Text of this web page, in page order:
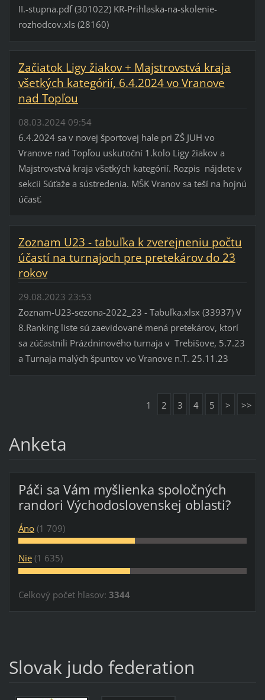
II.-stupna.pdf (301022) KR-Prihlaska-na-skolenie-
rozhodcov.xls (28160)
Začiatok Ligy žiakov + Majstrovstvá kraja
všetkých kategórií, 6.4.2024 vo Vranove
nad Topľou
08.03.2024 09:54
6.4.2024 sa v novej športovej hale pri ZŠ JUH vo
Vranove nad Topľou uskutoční 1.kolo Ligy žiakov a
Majstrovstvá kraja všetkých kategórií. Rozpis nájdete v
sekcii Súťaže a sústredenia. MŠK Vranov sa teší na hojnú
účasť.
Zoznam U23 - tabuľka k zverejneniu počtu
účastí na turnajoch pre pretekárov do 23
rokov
29.08.2023 23:53
Zoznam-U23-sezona-2022_23 - Tabuľka.xlsx (33937) V
8.Ranking liste sú zaevidované mená pretekárov, ktorí
sa zúčastnili Prázdninového turnaja v Trebišove, 5.7.23
a Turnaja malých špuntov vo Vranove n.T. 25.11.23
1 2 3 4 5 > >>
Anketa
Páči sa Vám myšlienka spoločných
randori Východoslovenskej oblasti?
Áno (1 709)
Nie (1 635)
Celkový počet hlasov: 3344
Slovak judo federation